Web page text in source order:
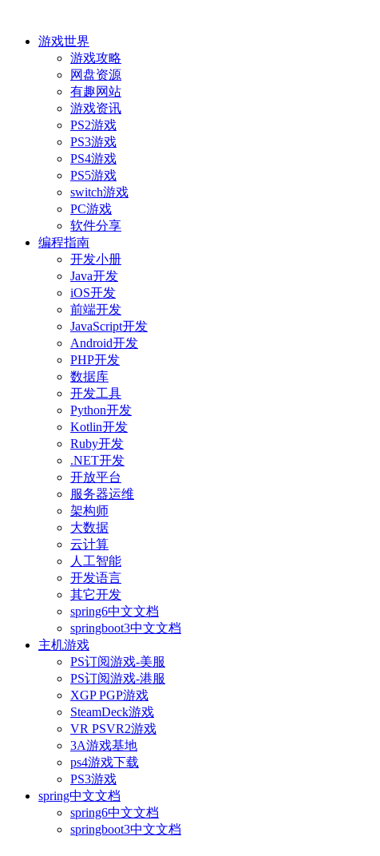
游戏世界
游戏攻略
网盘资源
有趣网站
游戏资讯
PS2游戏
PS3游戏
PS4游戏
PS5游戏
switch游戏
PC游戏
软件分享
编程指南
开发小册
Java开发
iOS开发
前端开发
JavaScript开发
Android开发
PHP开发
数据库
开发工具
Python开发
Kotlin开发
Ruby开发
.NET开发
开放平台
服务器运维
架构师
大数据
云计算
人工智能
开发语言
其它开发
spring6中文文档
springboot3中文文档
主机游戏
PS订阅游戏-美服
PS订阅游戏-港服
XGP PGP游戏
SteamDeck游戏
VR PSVR2游戏
3A游戏基地
ps4游戏下载
PS3游戏
spring中文文档
spring6中文文档
springboot3中文文档